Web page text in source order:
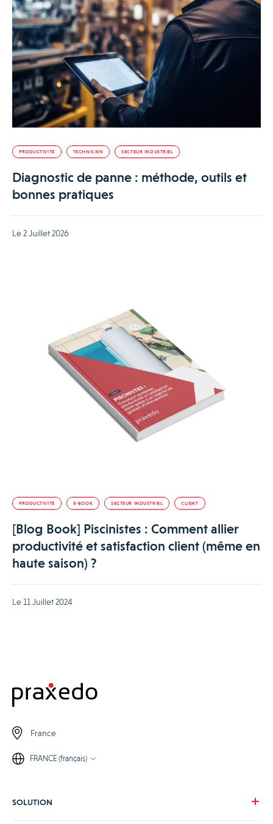
PRODUCTIVITÉ TECHNICIEN SECTEUR INDUSTRIEL
Diagnostic de panne : méthode, outils et
bonnes pratiques
Le 2 Juillet 2026
PRODUCTIVITÉ E-BOOK SECTEUR INDUSTRIEL CLIENT
[Blog Book] Piscinistes : Comment allier
productivité et satisfaction client (même en
haute saison) ?
Le 11 Juillet 2024
France
FRANCE (français)
SOLUTION